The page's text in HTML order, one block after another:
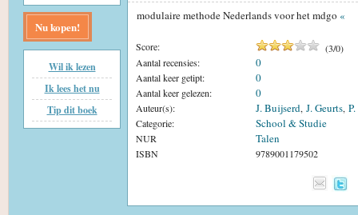
Nu kopen!
Wil ik lezen
Ik lees het nu
Tip dit boek
modulaire methode Nederlands voor het mdgo «
Score: (3/0)
Aantal recensies:
0
Aantal keer getipt: 0
Aantal keer gelezen: 0
Auteur(s): J. Buijserd, J. Geurts,
Categorie: School & Studie
NUR Talen
ISBN 9789001179502